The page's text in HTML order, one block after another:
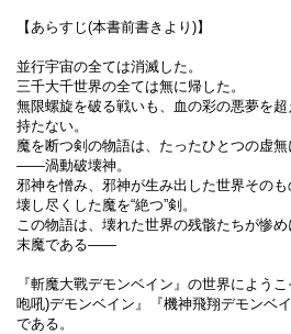
【あらすじ(本書前書きより)】
並行宇宙の全ては消滅した。
三千大千世界の全ては無に帰した。
無限螺旋を破る戦いも、血の彩の悪夢を
持たない。
魔を断つ剣の物語は、たったひとつの虚無
――渦動破壊神。
邪神を憎み、邪神が生み出した世界その
壊し尽くした魔を“絶つ”剣。
この物語は、壊れた世界の残骸たちが惨
末魔である――
『斬魔大戰デモンベイン』の世界によう
咆吼)デモンベイン』『機神飛翔デモンベ
である。